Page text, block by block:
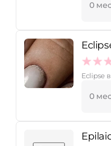
0
Eclipse
0